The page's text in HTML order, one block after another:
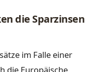
die Sparzinsen
im Falle einer